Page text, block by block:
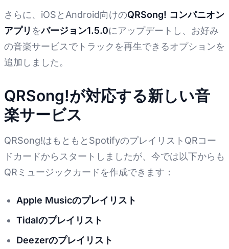
さらに、iOSとAndroid向けのQRSong! コンパニオン
アプリ をバージョン1.5.0にアップデートし、お好み
の音楽サービスでトラックを再生できるオプションを
追加しました。
QRSong!が対応する新しい音
楽サービス
QRSong!はもともとSpotifyのプレイリストQRコー
ドカードからスタートしましたが、今では以下からも
QRミュージックカードを作成できます：
Apple Musicのプレイリスト
Tidalのプレイリスト
Deezerのプレイリスト